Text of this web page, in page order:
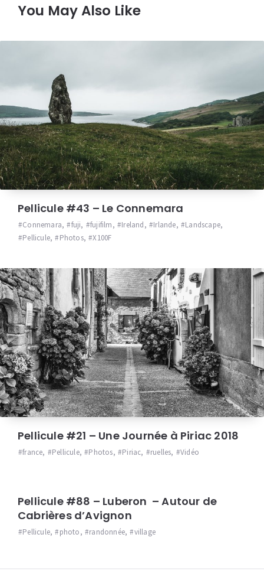
You May Also Like
Pellicule #43 – Le Connemara
Connemara, fuji, fujifilm, Ireland, Irlande, Landscape,
Pellicule, Photos, X100F
Pellicule #21 – Une Journée à Piriac 2018
france, Pellicule, Photos, Piriac, ruelles, Vidéo
Pellicule #88 – Luberon – Autour de
Cabrières d’Avignon
Pellicule, photo, randonnée, village